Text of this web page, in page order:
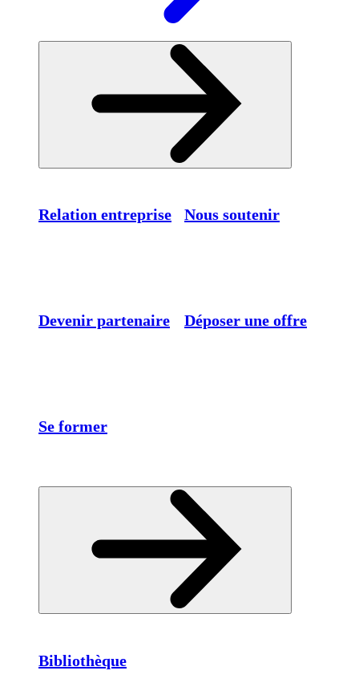
Relation entreprise Nous soutenir
Devenir partenaire Déposer une offre
Se former
Bibliothèque